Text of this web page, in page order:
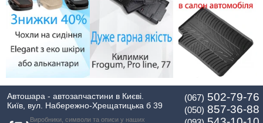
Автошара - автозапчастини в Києві.
Київ, вул. Набережно-Хрещатицька б 39
Виробники, символи та описи у наших
(067) 502-79-76
(050) 857-36-88